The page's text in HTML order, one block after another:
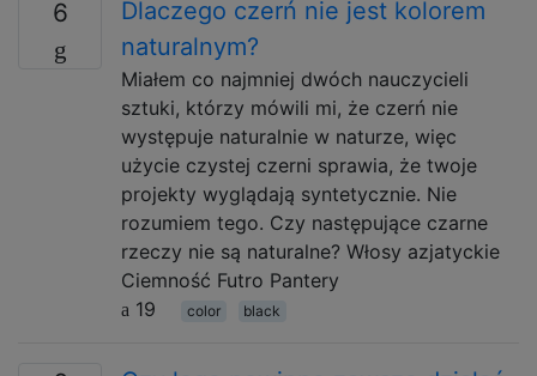
6
Dlaczego czerń nie jest kolorem
naturalnym?
Miałem co najmniej dwóch nauczycieli
sztuki, którzy mówili mi, że czerń nie
występuje naturalnie w naturze, więc
użycie czystej czerni sprawia, że ​​twoje
projekty wyglądają syntetycznie. Nie
rozumiem tego. Czy następujące czarne
rzeczy nie są naturalne? Włosy azjatyckie
Ciemność Futro Pantery
19
color black